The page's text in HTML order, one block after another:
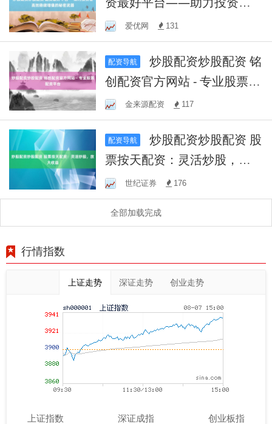
高效稳健增值的秘密武器
爱优网 131
配资导航
炒股配资炒股配资 铭
创配资官方网站 - 专业股票配
资平台金来源配资 117
配资导航
炒股配资炒股配资 股
票按天配资：灵活炒股，放
大收益世纪证券 176
全部加载完成
行情指数
上证走势 深证走势 创业走势
上证指数
深证成指
创业板指